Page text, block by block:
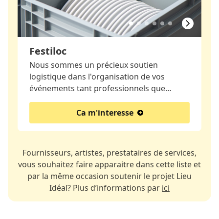
Festiloc
Nous sommes un précieux soutien
logistique dans l'organisation de vos
événements tant professionnels que…
Ca m'interesse
Fournisseurs, artistes, prestataires de services,
vous souhaitez faire apparaitre dans cette liste et
par la même occasion soutenir le projet Lieu
Idéal? Plus d’informations par ici